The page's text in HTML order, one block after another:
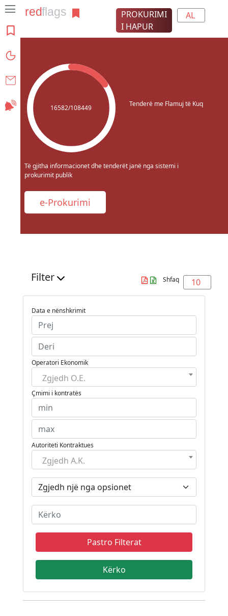
Kontakt
Abonohu
PROKURIMI
I HAPUR
AL
16582/108449 Tenderë me Flamuj të Kuq
Të gjitha informacionet dhe tenderët janë nga sistemi i
prokurimit publik
e-Prokurimi
Shfaq 10
Filter
Data e nënshkrimit
Operatori Ekonomik
Zgjedh O.E.
Çmimi i kontratës
Autoriteti Kontraktues
Zgjedh A.K.
Pastro Filterat